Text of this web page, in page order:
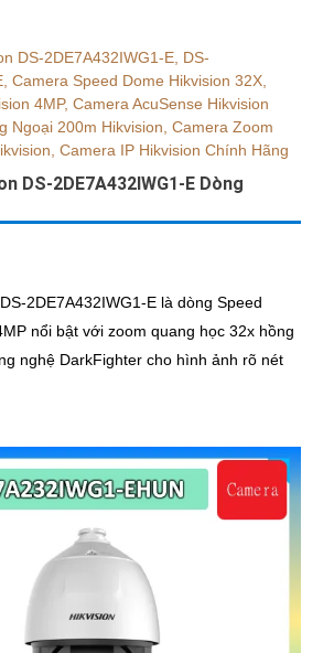
DS-2DE7A432IWG1-E Dòng
2DE7A432IWG1-E là dòng Speed
nổi bật với zoom quang học 32x hồng
nghệ DarkFighter cho hình ảnh rõ nét